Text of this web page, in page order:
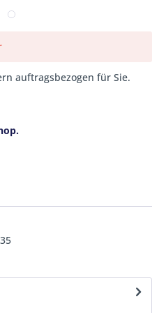
auftragsbezogen für Sie.